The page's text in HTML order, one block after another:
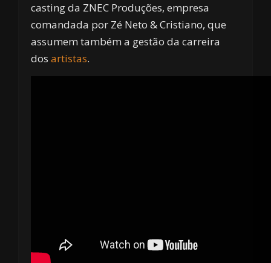
casting da ZNEC Produções, empresa
comandada por Zé Neto & Cristiano, que
assumem também a gestão da carreira
dos artistas.